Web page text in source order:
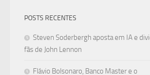
POSTS RECENTES
Steven Soderbergh aposta em IA e
fãs de John Lennon
Flávio Bolsonaro, Banco Master e o